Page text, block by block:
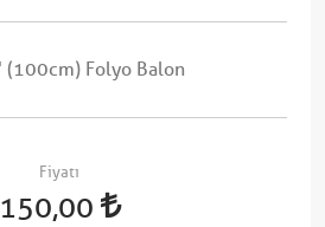
(100cm) Folyo Balon
Fiyatı
150,00